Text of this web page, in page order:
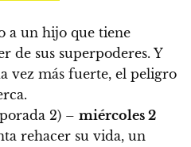
a un hijo que tiene
de sus superpoderes. Y
vez más fuerte, el peligro
2) – miércoles 2
rehacer su vida, un